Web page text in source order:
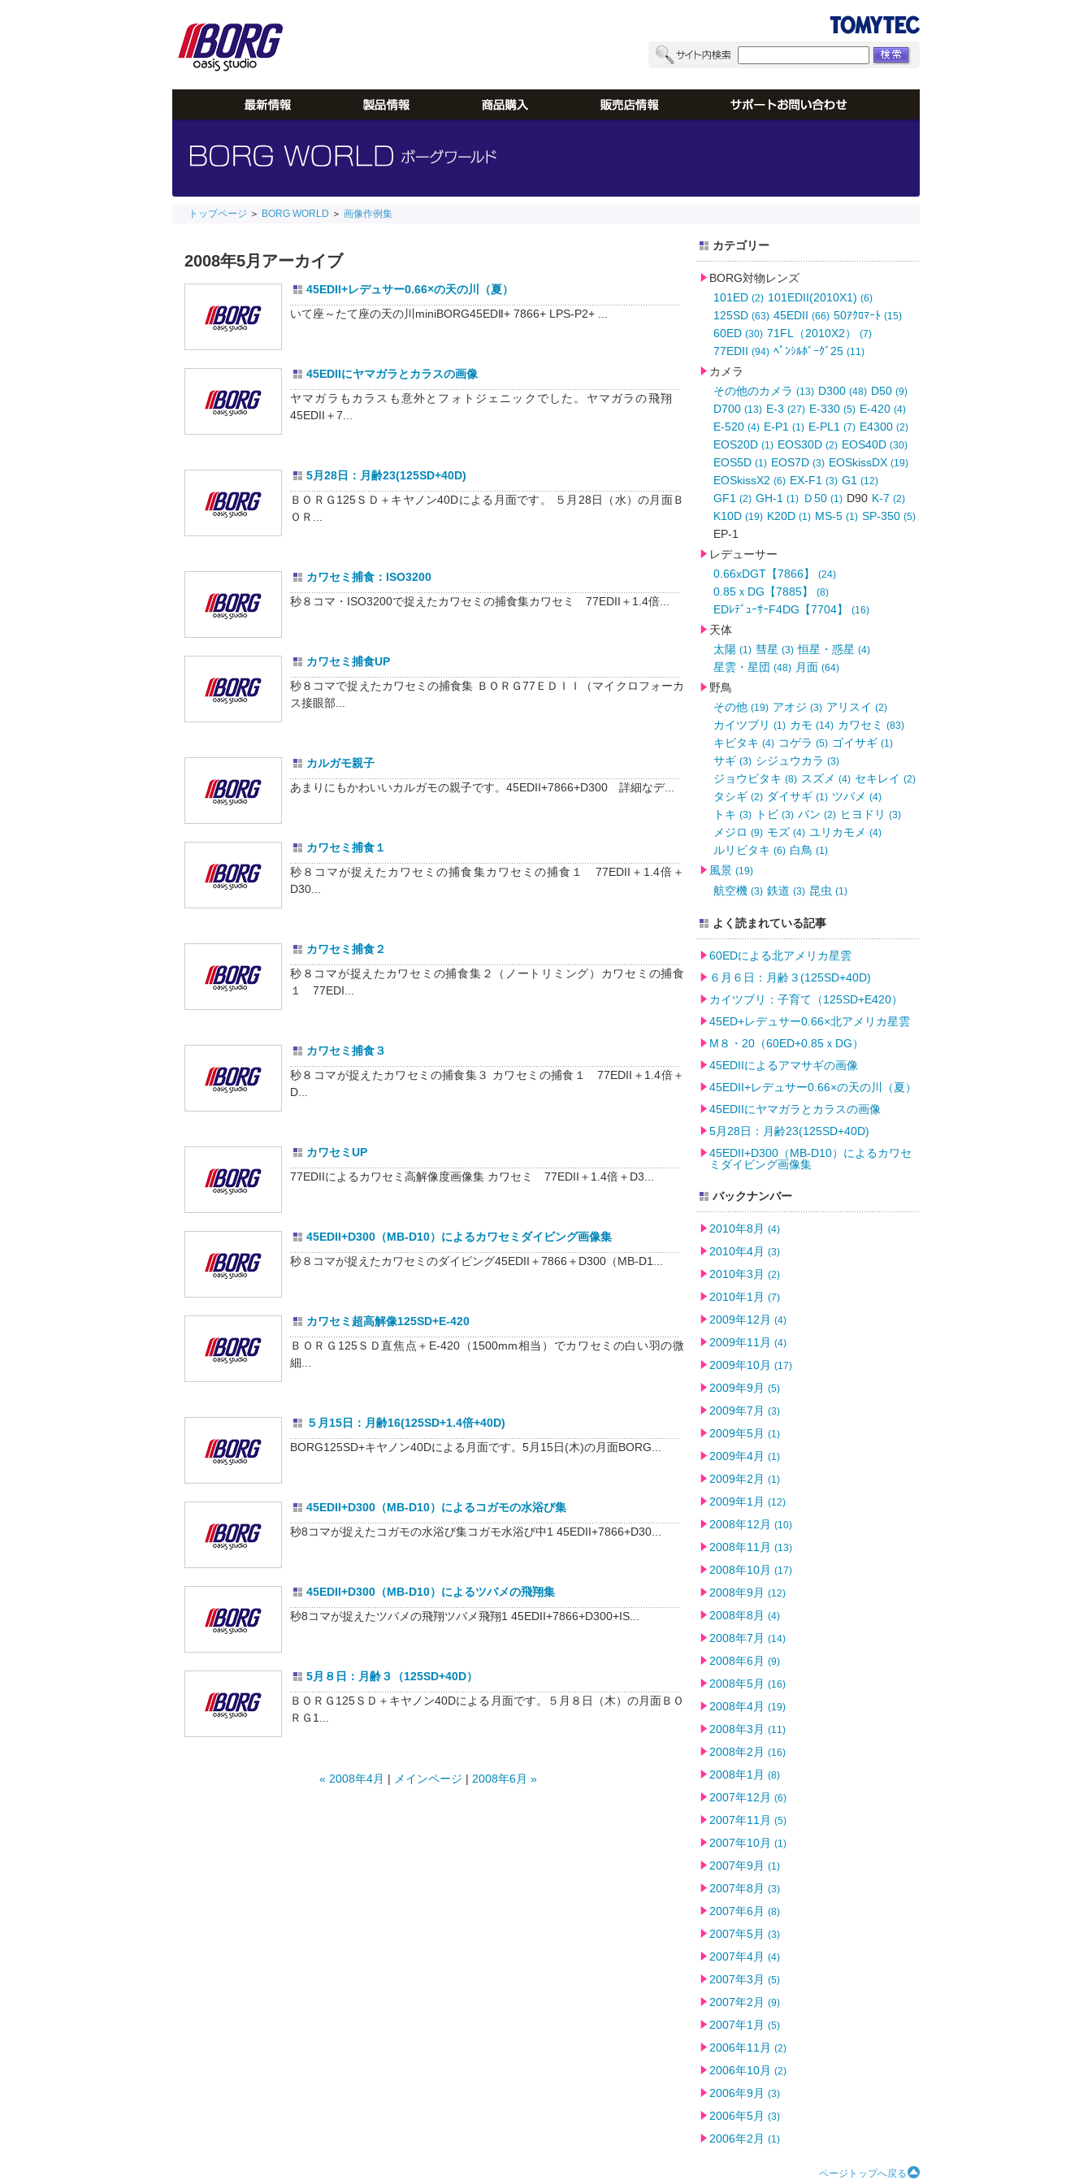
トップページ ＞ BORG WORLD ＞ 画像作例集
2008年5月アーカイブ
45EDII+レデュサー0.66×の天の川（夏）
いて座～たて座の天の川miniBORG45EDⅡ+ 7866+ LPS-P2+ ...
45EDIIにヤマガラとカラスの画像
ヤマガラもカラスも意外とフォトジェニックでした。ヤマガラの飛翔
45EDII＋7...
5月28日：月齢23(125SD+40D)
ＢＯＲＧ125ＳＤ＋キヤノン40Dによる月面です。 ５月28日（水）の月面Ｂ
ＯＲ...
カワセミ捕食：ISO3200
秒８コマ・ISO3200で捉えたカワセミの捕食集カワセミ 77EDII＋1.4倍...
カワセミ捕食UP
秒８コマで捉えたカワセミの捕食集 ＢＯＲＧ77ＥＤＩＩ（マイクロフォーカ
ス接眼部...
カルガモ親子
あまりにもかわいいカルガモの親子です。45EDII+7866+D300 詳細なデ...
カワセミ捕食１
秒８コマが捉えたカワセミの捕食集カワセミの捕食１ 77EDII＋1.4倍＋
D30...
カワセミ捕食２
秒８コマが捉えたカワセミの捕食集２（ノートリミング）カワセミの捕食
１ 77EDI...
カワセミ捕食３
秒８コマが捉えたカワセミの捕食集３ カワセミの捕食１ 77EDII＋1.4倍＋
D...
カワセミUP
77EDIIによるカワセミ高解像度画像集 カワセミ 77EDII＋1.4倍＋D3...
45EDII+D300（MB-D10）によるカワセミダイビング画像集
秒８コマが捉えたカワセミのダイビング45EDII＋7866＋D300（MB-D1...
カワセミ超高解像125SD+E-420
ＢＯＲＧ125ＳＤ直焦点＋E-420（1500mm相当）でカワセミの白い羽の微
細...
５月15日：月齢16(125SD+1.4倍+40D)
BORG125SD+キヤノン40Dによる月面です。5月15日(木)の月面BORG...
45EDII+D300（MB-D10）によるコガモの水浴び集
秒8コマが捉えたコガモの水浴び集コガモ水浴び中1 45EDII+7866+D30...
45EDII+D300（MB-D10）によるツバメの飛翔集
秒8コマが捉えたツバメの飛翔ツバメ飛翔1 45EDII+7866+D300+IS...
5月８日：月齢３（125SD+40D）
ＢＯＲＧ125ＳＤ＋キヤノン40Dによる月面です。５月８日（木）の月面ＢＯ
ＲＧ1...
« 2008年4月 | メインページ | 2008年6月 »
カテゴリー
BORG対物レンズ
101ED (2) 101EDII(2010X1) (6)
125SD (63) 45EDII (66) 50ｱｸﾛﾏｰﾄ (15)
60ED (30) 71FL（2010X2） (7)
77EDII (94) ﾍﾟﾝｼﾙﾎﾞｰｸﾞ25 (11)
カメラ
その他のカメラ (13) D300 (48) D50 (9)
D700 (13) E-3 (27) E-330 (5) E-420 (4)
E-520 (4) E-P1 (1) E-PL1 (7) E4300 (2)
EOS20D (1) EOS30D (2) EOS40D (30)
EOS5D (1) EOS7D (3) EOSkissDX (19)
EOSkissX2 (6) EX-F1 (3) G1 (12)
GF1 (2) GH-1 (1) Ｄ50 (1) D90 K-7 (2)
K10D (19) K20D (1) MS-5 (1) SP-350 (5)
EP-1
レデューサー
0.66xDGT【7866】
(24)
0.85ｘDG【7885】 (8)
EDﾚﾃﾞｭｰｻｰF4DG【7704】 (16)
天体
太陽 (1) 彗星 (3) 恒星・惑星 (4)
星雲・星団 (48) 月面 (64)
野鳥
その他 (19) アオジ (3) アリスイ (2)
カイツブリ (1) カモ (14) カワセミ (83)
キビタキ (4) コゲラ (5) ゴイサギ (1)
サギ (3) シジュウカラ (3)
ジョウビタキ (8) スズメ (4) セキレイ (2)
タシギ (2) ダイサギ (1) ツバメ (4)
トキ (3) トビ (3) バン (2) ヒヨドリ (3)
メジロ (9) モズ (4) ユリカモメ (4)
ルリビタキ (6) 白鳥 (1)
風景 (19)
航空機 (3) 鉄道 (3) 昆虫 (1)
よく読まれている記事
60EDによる北アメリカ星雲
６月６日：月齢３(125SD+40D)
カイツブリ：子育て（125SD+E420）
45ED+レデュサー0.66×北アメリカ星雲
M８・20（60ED+0.85ｘDG）
45EDIIによるアマサギの画像
45EDII+レデュサー0.66×の天の川（夏）
45EDIIにヤマガラとカラスの画像
5月28日：月齢23(125SD+40D)
45EDII+D300（MB-D10）によるカワセ
ミダイビング画像集
バックナンバー
2010年8月 (4)
2010年4月 (3)
2010年3月 (2)
2010年1月 (7)
2009年12月 (4)
2009年11月 (4)
2009年10月 (17)
2009年9月 (5)
2009年7月 (3)
2009年5月 (1)
2009年4月 (1)
2009年2月 (1)
2009年1月 (12)
2008年12月 (10)
2008年11月 (13)
2008年10月 (17)
2008年9月 (12)
2008年8月 (4)
2008年7月 (14)
2008年6月 (9)
2008年5月 (16)
2008年4月 (19)
2008年3月 (11)
2008年2月 (16)
2008年1月 (8)
2007年12月 (6)
2007年11月 (5)
2007年10月 (1)
2007年9月 (1)
2007年8月 (3)
2007年6月 (8)
2007年5月 (3)
2007年4月 (4)
2007年3月 (5)
2007年2月 (9)
2007年1月 (5)
2006年11月 (2)
2006年10月 (2)
2006年9月 (3)
2006年5月 (3)
2006年2月 (1)
ページトップへ戻る